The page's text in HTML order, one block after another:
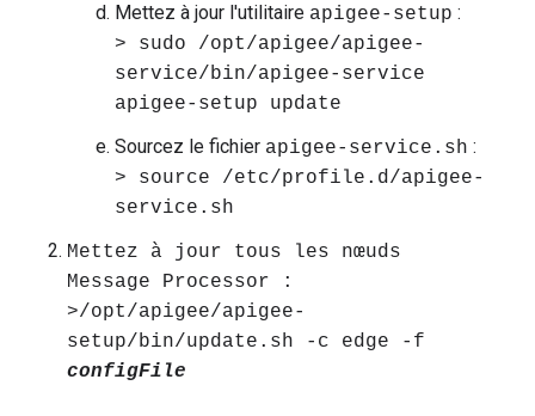
Mettez à jour l'utilitaire apigee-setup :
> sudo /opt/apigee/apigee-
service/bin/apigee-service
apigee-setup update
Sourcez le fichier apigee-service.sh :
> source /etc/profile.d/apigee-
service.sh
Mettez à jour tous les nœuds
Message Processor :
>/opt/apigee/apigee-
setup/bin/update.sh -c edge -f
configFile